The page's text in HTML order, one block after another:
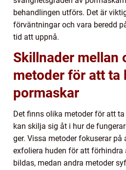
behandlingen utförs. Det är
förväntningar och vara beredd
tid att uppnå.
Skillnader mellan
metoder för att ta
pormaskar
Det finns olika metoder för att
kan skilja sig åt i hur de
ger. Vissa metoder fokuserar på
exfoliera huden för att förhindra
bildas, medan andra metoder